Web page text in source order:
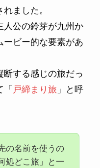
ました。
人公の鈴芽が九州か
ービー的な要素があ
する感じの旅だっ
戸締まり旅 」と呼
の名前を使うの
処どこ旅」と一